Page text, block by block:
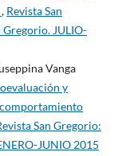
, Revista San
Gregorio. JULIO-
Vanga
y
San Gregorio:
JUNIO 2015